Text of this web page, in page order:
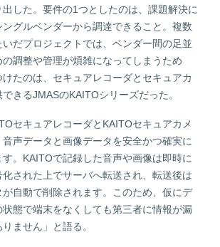
した。要件の1つとしたのは、課題解決に
グルベンダーから調達できること。複数
だプロジェクトでは、ベンダー間の足並
調整や管理が煩雑になってしまうため
たのは、セキュアレコーダとセキュアカ
きるJMASのKAITOシリーズだった。
セキュアレコーダとKAITOセキュアカメ
声データと画像データを安全かつ確実に
。KAITOで記録した音声や画像は即時に
された上でサーバへ転送され、転送後は
自動で削除されます。このため、仮にデ
態で端末をなくしても第三者に情報が漏
ません」と語る。